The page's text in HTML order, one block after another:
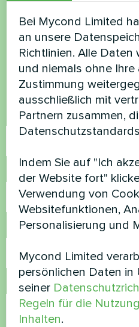
Möchten Sie
haben Sie
Kontaktieren Sie uns
helfen
Name
Rufnummer
E-Mail
Kommentar
Bei Mycond Limited
an unsere
Richtlinien. Alle
und niemals ohne
Zustimmung
ausschließlich mit
Partnern zusammen,
Indem Sie auf "Ich
der Website fort"
Verwendung von
Websitefunktionen,
Personalisierung und
Mycond Limited
persönlichen Daten
seiner
Regeln für die
Inhalten.